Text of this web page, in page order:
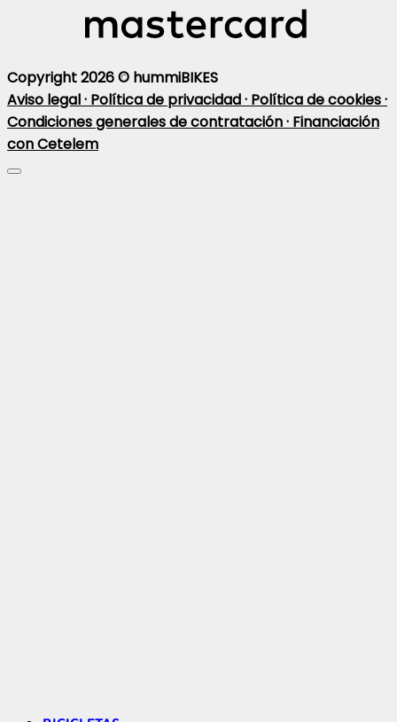
Copyright 2026 © hummiBIKES
Aviso legal · Política de privacidad · Política de cookies ·
Condiciones generales de contratación · Financiación
con Cetelem